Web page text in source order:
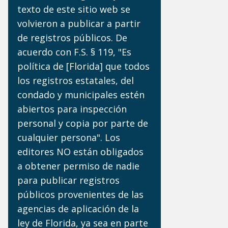
texto de este sitio web se
volvieron a publicar a partir
de registros públicos. De
acuerdo con F.S. § 119, "Es
política de [Florida] que todos
los registros estatales, del
condado y municipales estén
abiertos para inspección
personal y copia por parte de
cualquier persona". Los
editores NO están obligados
a obtener permiso de nadie
para publicar registros
públicos provenientes de las
agencias de aplicación de la
ley de Florida, ya sea en parte